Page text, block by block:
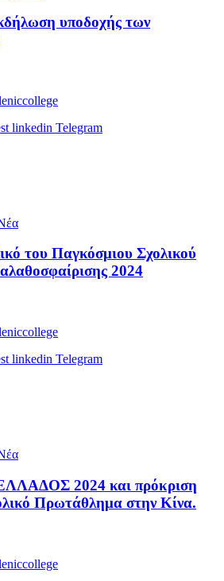
υποδοχής των
linkedin Telegram
του Παγκόσμιου Σχολικού
2024
linkedin Telegram
2024 και πρόκριση
Πρωτάθλημα στην Κίνα.